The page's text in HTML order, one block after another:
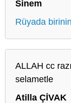
Sinem
Rüyada
ALLAH cc
selametle
Atilla ÇİVAK